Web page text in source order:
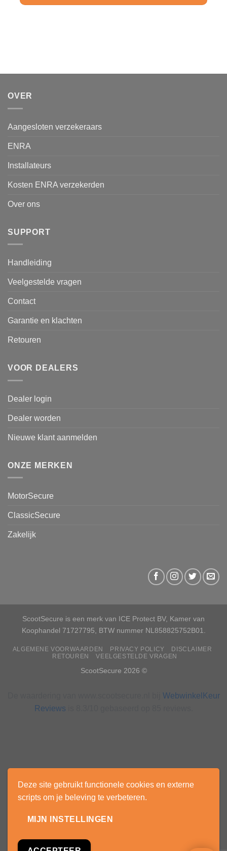
Deze site gebruikt functionele cookies en externe
scripts om je beleving te verbeteren.
MIJN INSTELLINGEN
OVER
Aangesloten verzekeraars
ENRA
Installateurs
Kosten ENRA verzekerden
Over ons
SUPPORT
Handleiding
Veelgestelde vragen
Contact
Garantie en klachten
Retouren
VOOR DEALERS
Dealer login
Dealer worden
Nieuwe klant aanmelden
ONZE MERKEN
MotorSecure
ClassicSecure
Zakelijk
ScootSecure is een merk van ICE Protect BV, Kamer van
Koophandel 71727795, BTW nummer NL858825752B01.
ALGEMENE VOORWAARDEN PRIVACY POLICY
DISCLAIMER
RETOUREN
VEELGESTELDE VRAGEN
ScootSecure 2026 ©
WebwinkelKeur
Reviews